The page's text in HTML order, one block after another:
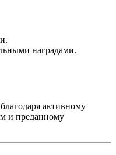
наградами.
активному
и преданному